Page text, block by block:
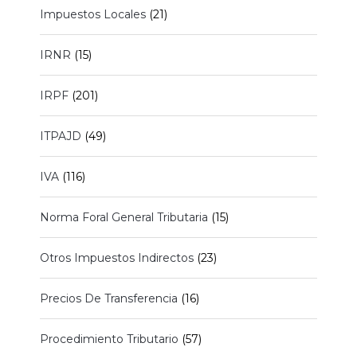
Impuestos Locales (21)
IRNR (15)
IRPF (201)
ITPAJD (49)
IVA (116)
Norma Foral General Tributaria (15)
Otros Impuestos Indirectos (23)
Precios De Transferencia (16)
Procedimiento Tributario (57)